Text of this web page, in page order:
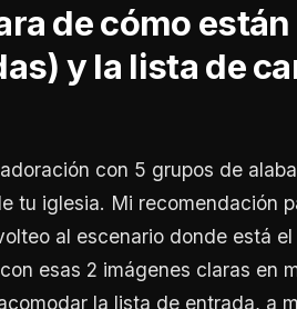
de cómo
y la lista de
con 5 grupos de
tu iglesia. Mi recomendación
al escenario donde está
esas 2 imágenes claras en
la lista de entrada, a